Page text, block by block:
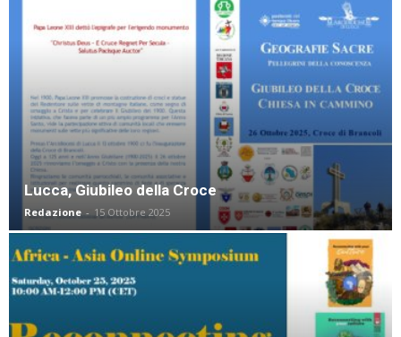
Lucca, Giubileo della Croce
Redazione - 15 Ottobre 2025